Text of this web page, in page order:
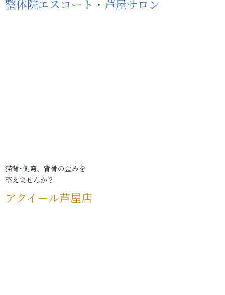
整体院エスコート・芦屋サロン
猫背･側弯、背骨の歪みを
整えませんか？
アクイール芦屋店